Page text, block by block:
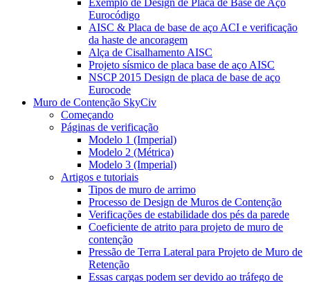
Exemplo de Design de Placa de Base de Aço
Eurocódigo
AISC & Placa de base de aço ACI e verificação
da haste de ancoragem
Alça de Cisalhamento AISC
Projeto sísmico de placa base de aço AISC
NSCP 2015 Design de placa de base de aço
Eurocode
Muro de Contenção SkyCiv
Começando
Páginas de verificação
Modelo 1 (Imperial)
Modelo 2 (Métrica)
Modelo 3 (Imperial)
Artigos e tutoriais
Tipos de muro de arrimo
Processo de Design de Muros de Contenção
Verificações de estabilidade dos pés da parede
Coeficiente de atrito para projeto de muro de
contenção
Pressão de Terra Lateral para Projeto de Muro de
Retenção
Essas cargas podem ser devido ao tráfego de